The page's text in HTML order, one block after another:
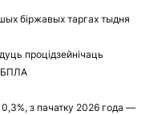
біржавых таргах тыдня
процідзейнічаць
БПЛА
з пачатку 2026 года —